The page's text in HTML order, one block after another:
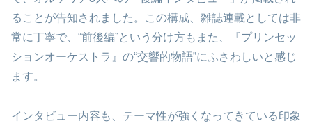
ることが告知されました。この構成、雑誌連載としては非
常に丁寧で、“前後編”という分け方もまた、『プリンセッ
ションオーケストラ』の“交響的物語”にふさわしいと感じ
ます。
インタビュー内容も、テーマ性が強くなってきている印象